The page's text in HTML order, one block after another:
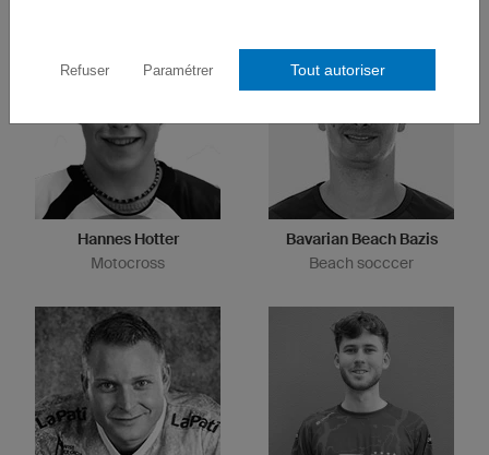
Hannes Hotter
Motocross
Bavarian Beach Bazis
Beach socccer
Refuser Paramétrer Tout autoriser